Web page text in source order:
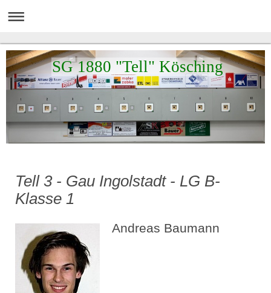
SG 1880 "Tell" Kösching
Tell 3 - Gau Ingolstadt - LG B-
Klasse 1
Andreas Baumann